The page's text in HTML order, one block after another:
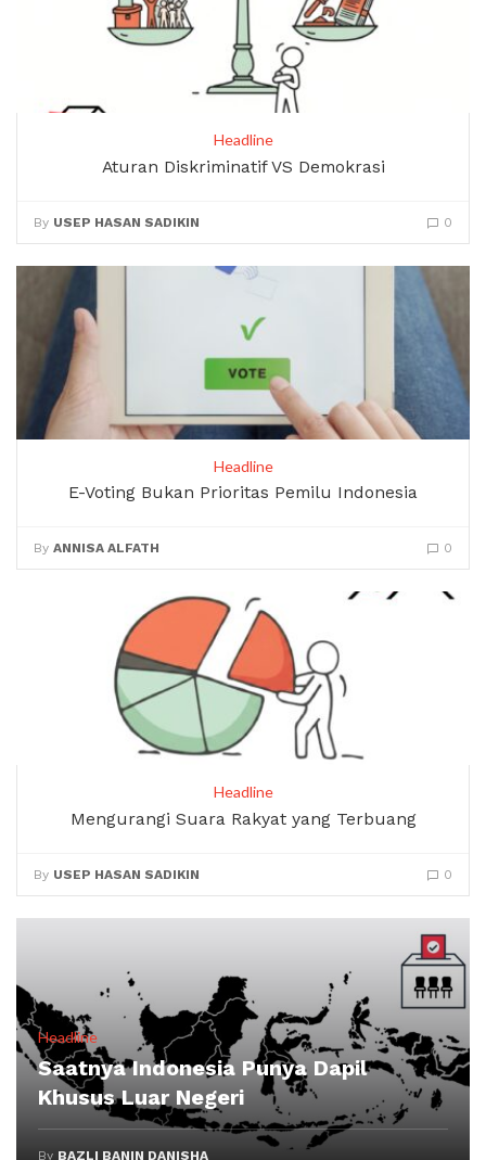
Headline
Aturan Diskriminatif VS Demokrasi
By USEP HASAN SADIKIN 0
Headline
E-Voting Bukan Prioritas Pemilu Indonesia
By ANNISA ALFATH 0
Headline
Mengurangi Suara Rakyat yang Terbuang
By USEP HASAN SADIKIN 0
Headline
Saatnya Indonesia Punya Dapil
Khusus Luar Negeri
By BAZLI BANIN DANISHA